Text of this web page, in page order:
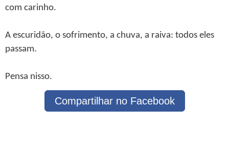
com carinho.
A escuridão, o sofrimento, a chuva, a raiva: todos eles
passam.
Pensa nisso.
Compartilhar no Facebook